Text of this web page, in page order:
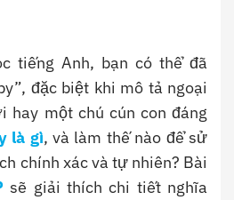
tiếng Anh, bạn có thể đã
đặc biệt khi mô tả ngoại
hay một chú cún con đáng
là gì, và làm thế nào để sử
chính xác và tự nhiên? Bài
sẽ giải thích chi tiết nghĩa